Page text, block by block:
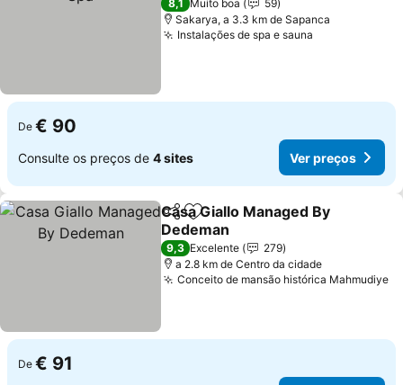
8,1 Muito boa
59
Sakarya, a 3.3 km de Sapanca
Instalações de spa e sauna
De € 90
Consulte os preços de 4 sites Ver preços
PartilharAdicionar aos favoritos
Casa Giallo Managed By
Dedeman
Ver preços
9,3 Excelente
279
a 2.8 km de Centro da cidade
Conceito de mansão histórica Mahmudiye
De € 91